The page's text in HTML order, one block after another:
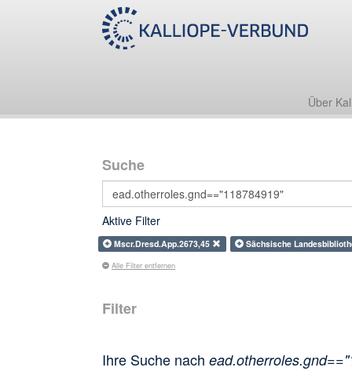
Über
Suche
Aktive Filter
Mscr.Dresd.App.2673,45 Sächsische
Alle Filter entfernen
Filter
Ihre Suche nach